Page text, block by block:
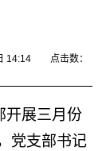
14:14
点击数：
开展三月份
党支部书记